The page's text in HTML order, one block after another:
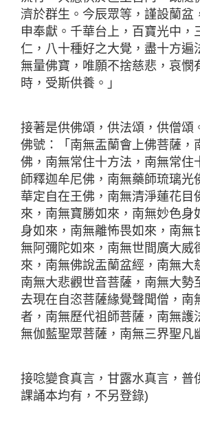
濟於群生。今辰眾等，謹設蘭盆
申奉獻。千華台上，百寶光中，
仁，八十種好之大覺，盡十方遍
無量佛寶，唯願不捨慈悲，哀憫
時，受斯供養。」
接著是供佛頌，供法頌，供僧頌
佛號：「南無盂蘭會上佛菩薩，
佛，南無常住十方法，南無常住
師釋迦牟尼佛，南無藥師琉璃光
華定自在王佛，南無清淨蓮花目
來，南無寶勝如來，南無妙色身
身如來，南無離怖畏如來，南無
無阿彌陀如來，南無世間廣大威
來，南無佛說盂蘭盆經，南無大
南無大悲觀世音菩薩，南無大勢
去現在自恣菩薩緣覺聲聞僧，南
者，南無歷代祖師菩薩，南無護
無伽藍聖眾菩薩，南無三界聖凡
接唸變食真言，甘露水真言，普
課誦本均有，不另登錄)